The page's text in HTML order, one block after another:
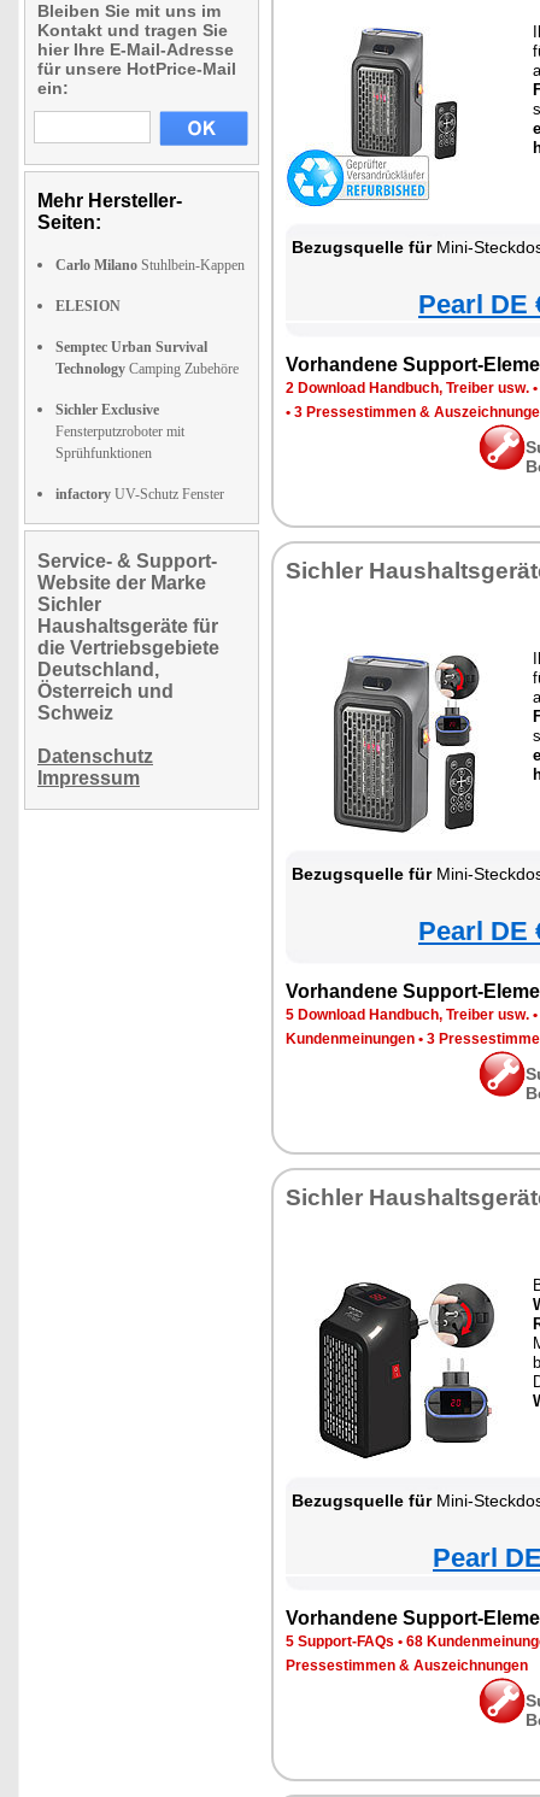
Bleiben Sie mit uns im
Kontakt und tragen Sie
hier Ihre E-Mail-Adresse
für unsere HotPrice-Mail
ein:
Mehr Hersteller-
Seiten:
Carlo Milano Stuhlbein-Kappen
ELESION
Semptec Urban Survival
Technology Camping Zubehöre
Sichler Exclusive
Fensterputzroboter mit
Sprühfunktionen
infactory UV-Schutz Fenster
Service- & Support-
Website der Marke
Sichler
Haushaltsgeräte für
die Vertriebsgebiete
Deutschland,
Österreich und
Schweiz
Datenschutz
Impressum
Bezugsquelle fürMini-
Pearl DE
Vorhandene Support-
2 Download Handbuch, Treiber usw. •
• 3 Pressestimmen &
Sichler
Bezugsquelle fürMini-
Pearl DE
Vorhandene Support-
5 Download Handbuch, Treiber usw. •
Kundenmeinungen • 3
Sichler
Bezugsquelle fürMini-
Pearl
Vorhandene Support-
5 Support-FAQs • 68
Pressestimmen & Auszeichnungen